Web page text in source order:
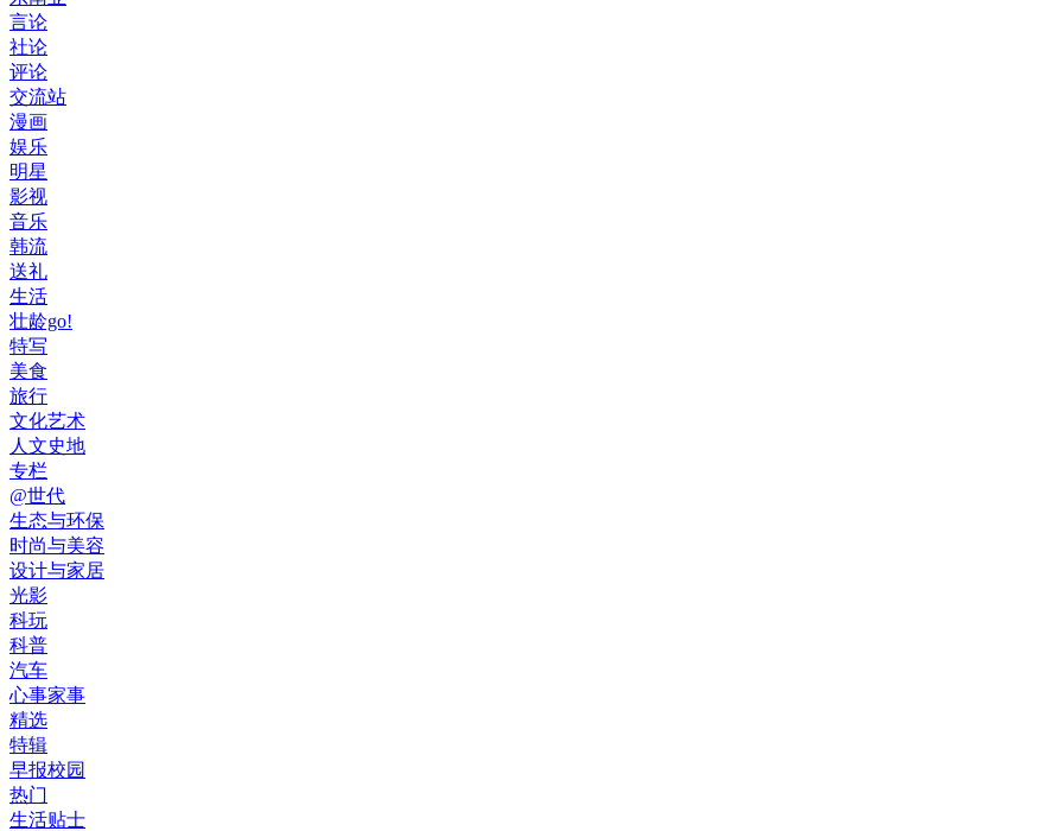
言论
社论
评论
交流站
漫画
娱乐
明星
影视
音乐
韩流
送礼
生活
壮龄go!
特写
美食
旅行
文化艺术
人文史地
专栏
@世代
生态与环保
时尚与美容
设计与家居
光影
科玩
科普
汽车
心事家事
精选
特辑
早报校园
热门
生活贴士